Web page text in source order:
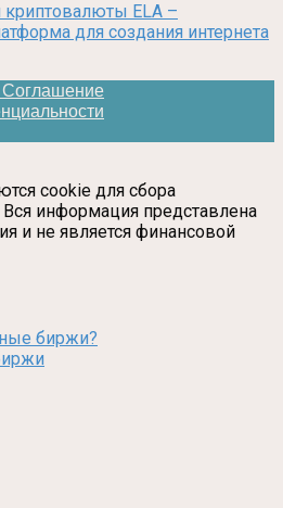
криптовалюты ELA –
для создания интернета
Соглашение
cookie для сбора
Вся информация представлена
и не является финансовой
биржи?